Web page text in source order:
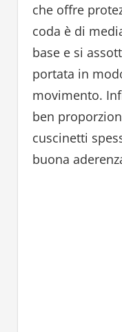
che offre
coda è di
base e si
portata in
movimento.
ben
cuscinetti
buona